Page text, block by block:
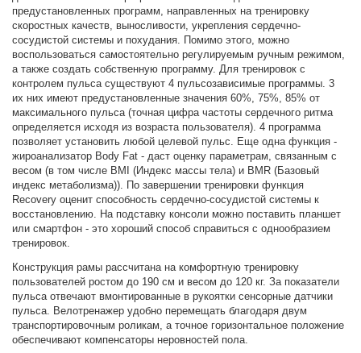
предустановленных программ, направленных на тренировку
скоростных качеств, выносливости, укрепления сердечно-
сосудистой системы и похудания. Помимо этого, можно
воспользоваться самостоятельно регулируемым ручным режимом,
а также создать собственную программу. Для тренировок с
контролем пульса существуют 4 пульсозависимые программы. 3
их них имеют предустановленные значения 60%, 75%, 85% от
максимального пульса (точная цифра частоты сердечного ритма
определяется исходя из возраста пользователя). 4 программа
позволяет установить любой целевой пульс. Еще одна функция -
жироанализатор Body Fat - даст оценку параметрам, связанным с
весом (в том числе BMI (Индекс массы тела) и BMR (Базовый
индекс метаболизма)). По завершении тренировки функция
Recovery оценит способность сердечно-сосудистой системы к
восстановлению. На подставку консоли можно поставить планшет
или смартфон - это хороший способ справиться с однообразием
тренировок.
Конструкция рамы рассчитана на комфортную тренировку
пользователей ростом до 190 см и весом до 120 кг. За показатели
пульса отвечают вмонтированные в рукоятки сенсорные датчики
пульса. Велотренажер удобно перемещать благодаря двум
транспортировочным роликам, а точное горизонтальное положение
обеспечивают компенсаторы неровностей пола.